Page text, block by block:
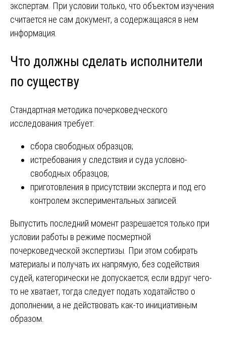
экспертам. При условии только, что объектом изучения
считается не сам документ, а содержащаяся в нем
информация.
Что должны сделать исполнители
по существу
Стандартная методика почерковедческого
исследования требует:
сбора свободных образцов;
истребования у следствия и суда условно-
свободных образцов;
приготовления в присутствии эксперта и под его
контролем экспериментальных записей.
Выпустить последний момент разрешается только при
условии работы в режиме посмертной
почерковедческой экспертизы. При этом собирать
материалы и получать их напрямую, без содействия
судей, категорически не допускается; если вдруг чего-
то не хватает, тогда следует подать ходатайство о
дополнении, а не действовать как-то инициативным
образом.